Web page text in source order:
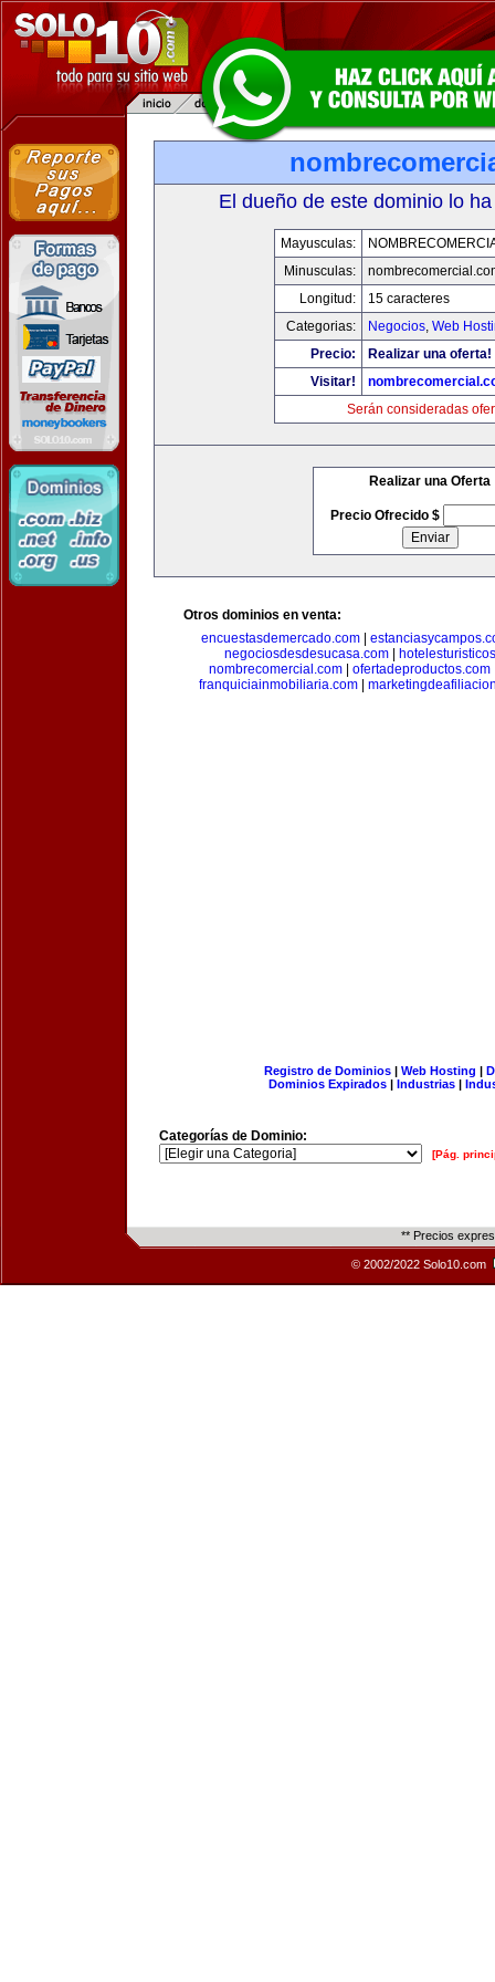
El dueño de este dominio lo
Mayusculas:
Minusculas:
Longitud:
15 caracteres
Categorias:
Negocios, Web
Precio:
Realizar una oferta!
Visitar!
Serán consideradas
Realizar una Oferta
Precio Ofrecido $
Otros dominios en venta:
encuestasdemercado.com
negociosdesdesucasa.com
nombrecomercial.com
ofertadeproductos.com
franquiciainmobiliaria.com
Registro de Dominios| Web Hosting |
Dominios Expirados | Industrias |
Categorías de Dominio:
[Pág.
** Precios
© 2002/2022 Solo10.com